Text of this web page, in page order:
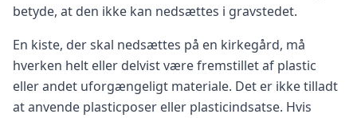
betyde, at den ikke kan nedsættes i gravstedet.
En kiste, der skal nedsættes på en kirkegård, må
hverken helt eller delvist være fremstillet af plastic
eller andet uforgængeligt materiale. Det er ikke tilladt
at anvende plasticposer eller plasticindsatse. Hvis